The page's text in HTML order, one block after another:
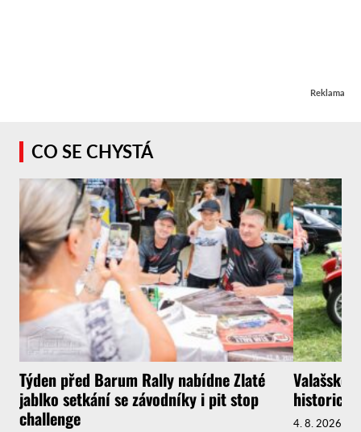
Reklama
CO SE CHYSTÁ
Týden před Barum Rally nabídne Zlaté
jablko setkání se závodníky i pit stop
challenge
Valašské
4. 8. 2026